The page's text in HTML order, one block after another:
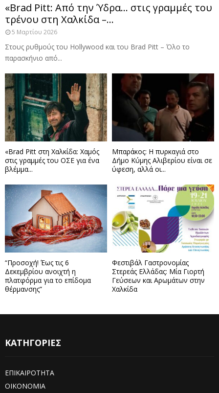
«Brad Pitt: Από την Ύδρα… στις γραμμές του
τρένου στη Χαλκίδα –...
5 Μαρτίου 2026
Στους ρυθμούς του Hollywood και του Brad Pitt – Όλο το
παρασκήνιο από...
«Brad Pitt στη Χαλκίδα: Χαμός
στις γραμμές του ΟΣΕ για ένα
βλέμμα...
Μπαράκος: Η πυρκαγιά στο
Δήμο Κύμης Αλιβερίου είναι σε
ύφεση, αλλά οι...
“Προσοχή! Έως τις 6
Δεκεμβρίου ανοιχτή η
πλατφόρμα για το επίδομα
θέρμανσης”
Φεστιβάλ Γαστρονομίας
Στερεάς Ελλάδας: Μία Γιορτή
Γεύσεων και Αρωμάτων στην
Χαλκίδα
ΚΑΤΗΓΟΡΙΕΣ
ΕΠΙΚΑΙΡΟΤΗΤΑ
ΟΙΚΟΝΟΜΙΑ